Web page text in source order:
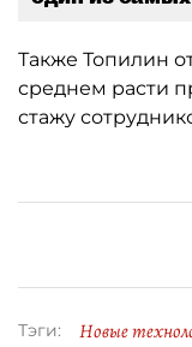
Также Топилин
среднем расти
стажу
Тэги: Новые